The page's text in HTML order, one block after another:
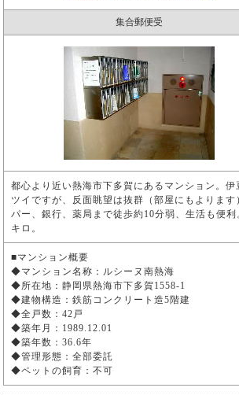
集合郵便受
都心より近い熱海市下多賀にあるマンション。
ツイですが、反面眺望は抜群（部屋にもよりま
パー、銀行、薬局まで徒歩約10分弱、生活も便
キロ。
■マンション概要
◆マンション名称：ルシーヌ南熱海
◆所在地：静岡県熱海市下多賀1558-1
◆建物構造：鉄筋コンクリート造5階建
◆全戸数：42戸
◆築年月：1989.12.01
◆築年数：36.6年
◆管理形態：全部委託
◆ペットの飼育：不可